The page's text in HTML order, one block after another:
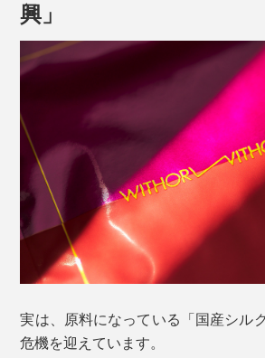
肌が、気持ちよくうるおう、しっと
セリシンは、私たちの肌のなかにあ
興」
実は、原料になっている「国産シル
危機を迎えています。